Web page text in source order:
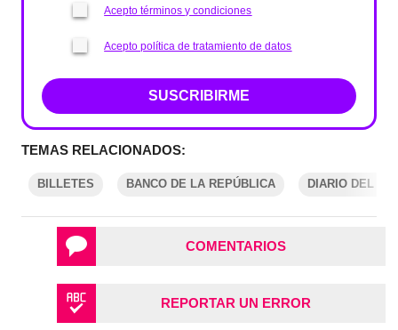
Acepto términos y condiciones
Acepto política de tratamiento de datos
SUSCRIBIRME
TEMAS RELACIONADOS:
BILLETES BANCO DE LA REPÚBLICA DIARIO DEL
COMENTARIOS
REPORTAR UN ERROR